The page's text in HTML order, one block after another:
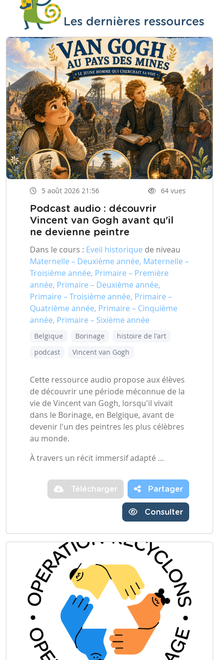
Les dernières ressources
5 août 2026 21:56 64 vues
Podcast audio : découvrir
Vincent van Gogh avant qu'il
ne devienne peintre
Dans le cours : Eveil historique de niveau
Maternelle – Deuxième année, Maternelle –
Troisième année, Primaire – Première
année, Primaire – Deuxième année,
Primaire – Troisième année, Primaire –
Quatrième année, Primaire – Cinquième
année, Primaire – Sixième année
Belgique Borinage
histoire de l'art
podcast
Vincent van Gogh
Cette ressource audio propose aux élèves
de découvrir une période méconnue de la
vie de Vincent van Gogh, lorsqu'il vivait
dans le Borinage, en Belgique, avant de
devenir l'un des peintres les plus célèbres
au monde.
À travers un récit immersif adapté …
Télécharger Partager
Consulter